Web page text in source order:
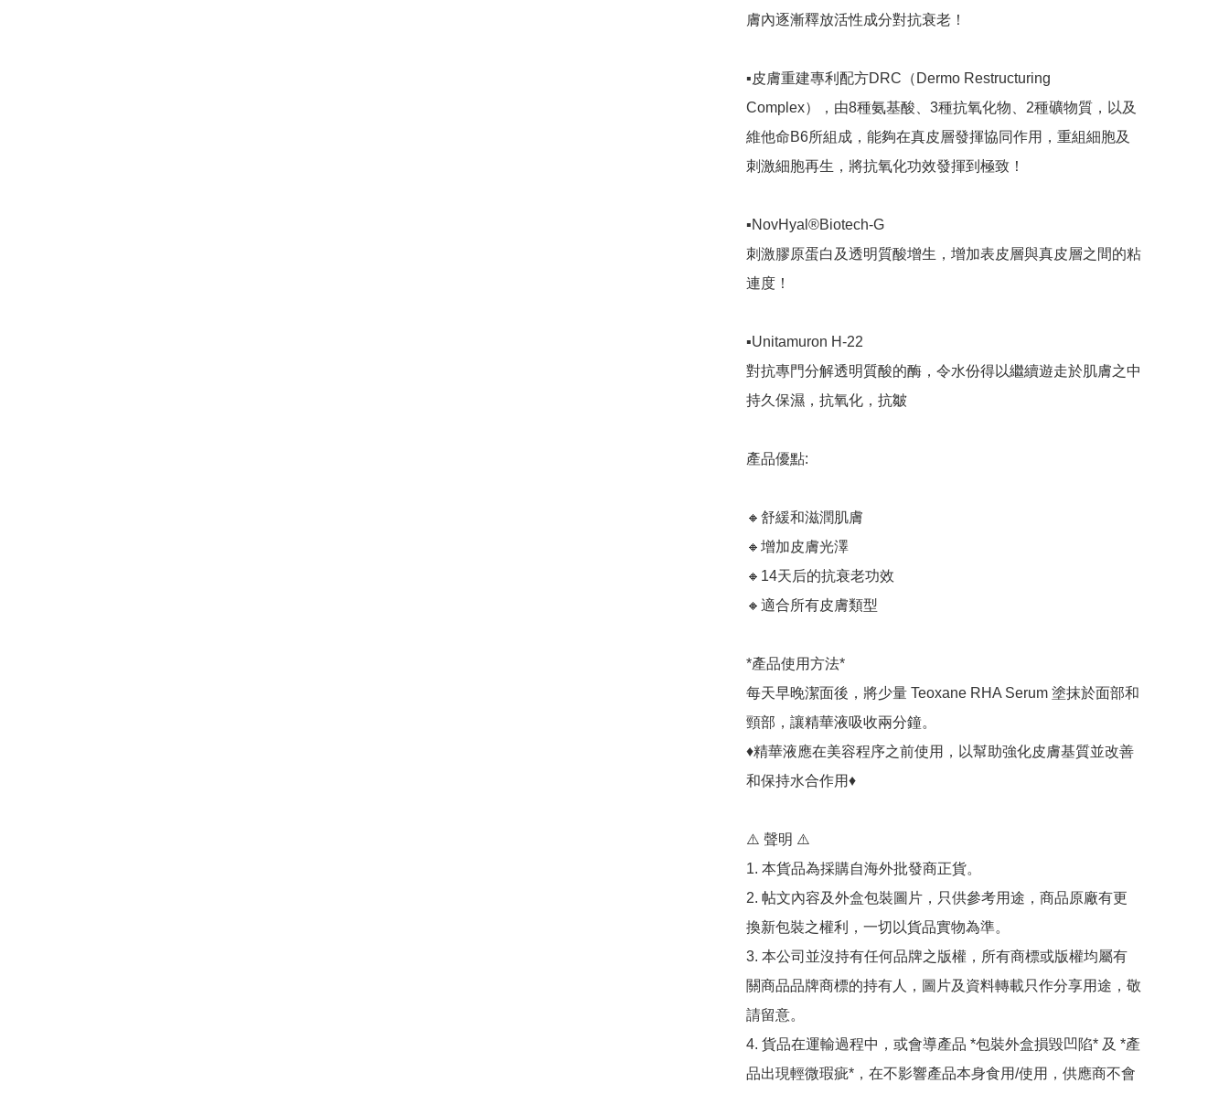
膚內逐漸釋放活性成分對抗衰老！
▪️皮膚重建專利配方DRC（Dermo Restructuring
Complex），由8種氨基酸、3種抗氧化物、2種礦物質，以及
維他命B6所組成，能夠在真皮層發揮協同作用，重組細胞及
刺激細胞再生，將抗氧化功效發揮到極致！
▪️NovHyal®Biotech-G
刺激膠原蛋白及透明質酸增生，增加表皮層與真皮層之間的粘
連度！
▪️Unitamuron H-22
對抗專門分解透明質酸的酶，令水份得以繼續遊走於肌膚之中
持久保濕，抗氧化，抗皺
產品優點:
🔸舒緩和滋潤肌膚
🔸增加皮膚光澤
🔸14天后的抗衰老功效
🔸適合所有皮膚類型
*產品使用方法*
每天早晚潔面後，將少量 Teoxane RHA Serum 塗抹於面部和
頸部，讓精華液吸收兩分鐘。
♦️精華液應在美容程序之前使用，以幫助強化皮膚基質並改善
和保持水合作用♦️
⚠️ 聲明 ⚠️
1. 本貨品為採購自海外批發商正貨。
2. 帖文內容及外盒包裝圖片，只供參考用途，商品原廠有更
換新包裝之權利，一切以貨品實物為準。
3. 本公司並沒持有任何品牌之版權，所有商標或版權均屬有
關商品品牌商標的持有人，圖片及資料轉載只作分享用途，敬
請留意。
4. 貨品在運輸過程中，或會導產品 *包裝外盒損毀凹陷* 及 *產
品出現輕微瑕疵*，在不影響產品本身食用/使用，供應商不會